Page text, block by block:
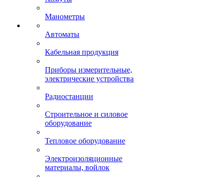
Манометры
Автоматы
Кабельная продукция
Приборы измерительные,
электрические устройства
Радиостанции
Строительное и силовое
оборудование
Тепловое оборудование
Электроизоляционные
материалы, войлок